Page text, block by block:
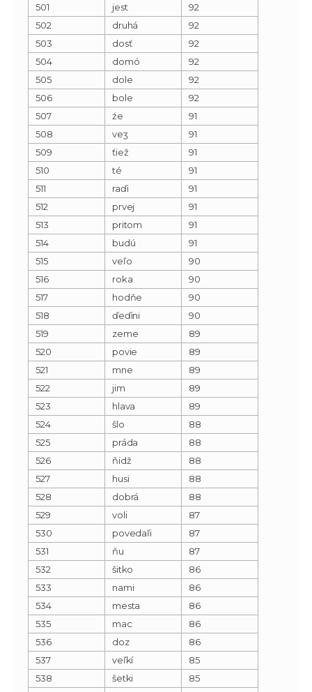
501
jest
92
502
druhá
92
503
dosť
92
504
domó
92
505
dole
92
506
bole
92
507
źe
91
508
veʒ
91
509
ťiež
91
510
té
91
511
raďi
91
512
prvej
91
513
pritom
91
514
budú
91
515
veľo
90
516
roka
90
517
hodňe
90
518
ďeďini
90
519
zeme
89
520
povie
89
521
mne
89
522
jim
89
523
hlava
89
524
šlo
88
525
práda
88
526
ňidž
88
527
husi
88
528
dobrá
88
529
voli
87
530
povedaľi
87
531
ňu
87
532
šitko
86
533
nami
86
534
mesta
86
535
mac
86
536
doz
86
537
veľkí
85
538
šetki
85